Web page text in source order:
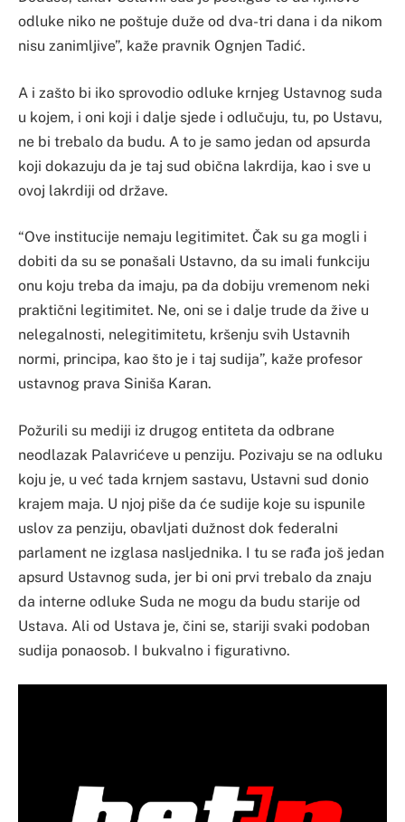
odluke niko ne poštuje duže od dva-tri dana i da nikom
nisu zanimljive”, kaže pravnik Ognjen Tadić.
A i zašto bi iko sprovodio odluke krnjeg Ustavnog suda
u kojem, i oni koji i dalje sjede i odlučuju, tu, po Ustavu,
ne bi trebalo da budu. A to je samo jedan od apsurda
koji dokazuju da je taj sud obična lakrdija, kao i sve u
ovoj lakrdiji od države.
“Ove institucije nemaju legitimitet. Čak su ga mogli i
dobiti da su se ponašali Ustavno, da su imali funkciju
onu koju treba da imaju, pa da dobiju vremenom neki
praktični legitimitet. Ne, oni se i dalje trude da žive u
nelegalnosti, nelegitimitetu, kršenju svih Ustavnih
normi, principa, kao što je i taj sudija”, kaže profesor
ustavnog prava Siniša Karan.
Požurili su mediji iz drugog entiteta da odbrane
neodlazak Palavrićeve u penziju. Pozivaju se na odluku
koju je, u već tada krnjem sastavu, Ustavni sud donio
krajem maja. U njoj piše da će sudije koje su ispunile
uslov za penziju, obavljati dužnost dok federalni
parlament ne izglasa nasljednika. I tu se rađa još jedan
apsurd Ustavnog suda, jer bi oni prvi trebalo da znaju
da interne odluke Suda ne mogu da budu starije od
Ustava. Ali od Ustava je, čini se, stariji svaki podoban
sudija ponaosob. I bukvalno i figurativno.